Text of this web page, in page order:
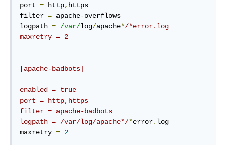
port = http, https
filter = apache-overflows
logpath = /var/log/apache*/*error.log
maxretry = 2
[apache-badbots]
enabled = true
port = http,https
filter = apache-badbots
logpath = /var/log/apache*/*error. log
maxretry = 2